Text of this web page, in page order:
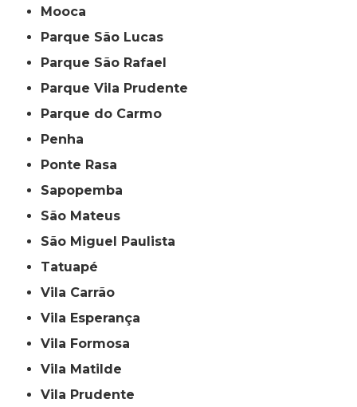
Mooca
Parque São Lucas
Parque São Rafael
Parque Vila Prudente
Parque do Carmo
Penha
Ponte Rasa
Sapopemba
São Mateus
São Miguel Paulista
Tatuapé
Vila Carrão
Vila Esperança
Vila Formosa
Vila Matilde
Vila Prudente